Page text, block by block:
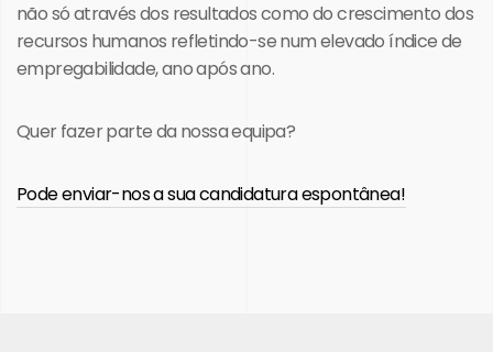
não só através dos resultados como do crescimento dos
recursos humanos refletindo-se num elevado índice de
empregabilidade, ano após ano.
Quer fazer parte da nossa equipa?
Pode enviar-nos a sua candidatura espontânea!